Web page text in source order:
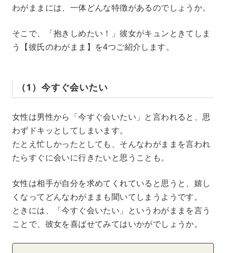
わがままには、一体どんな特徴があるのでしょうか。
そこで、「抱きしめたい！」彼女がキュンときてしま
う【彼氏のわがまま】を4つご紹介します。
（1）今すぐ会いたい
女性は男性から「今すぐ会いたい」と言われると、思
わずドキッとしてしまいます。
たとえ忙しかったとしても、そんなわがままを言われ
たらすぐに会いに行きたいと思うことも。
女性は相手が自分を求めてくれていると思うと、嬉し
くなってどんなわがままも聞いてしまうようです。
ときには、「今すぐ会いたい」というわがままを言う
ことで、彼女を喜ばせてみてはいかがでしょうか。